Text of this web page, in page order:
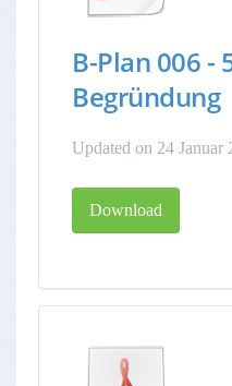
B-Plan 006 -
Begründung
Updated on 24 Januar
Download